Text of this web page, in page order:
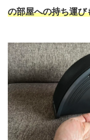
の部屋への持ち運び